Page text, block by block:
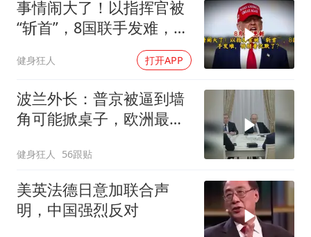
事情闹大了！以指挥官被
“斩首”，8国联手发难，特
健身狂人 打开APP
波兰外长：普京被逼到墙
角可能掀桌子，欧洲最担
健身狂人 56跟贴
美英法德日意加联合声
明，中国强烈反对